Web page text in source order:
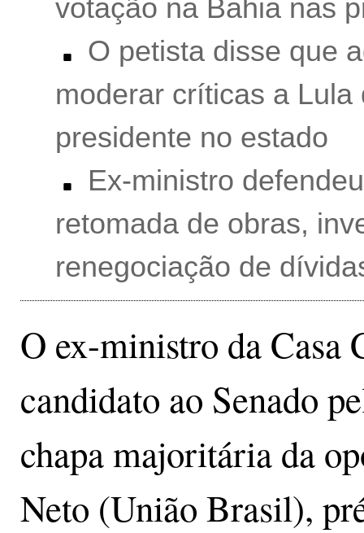
votação na Bahia nas
O petista disse que
moderar críticas a
presidente no estado
Ex-ministro
retomada de obras,
renegociação de
O ex-ministro da
candidato ao Senado
chapa majoritária da
Neto (União Brasil),